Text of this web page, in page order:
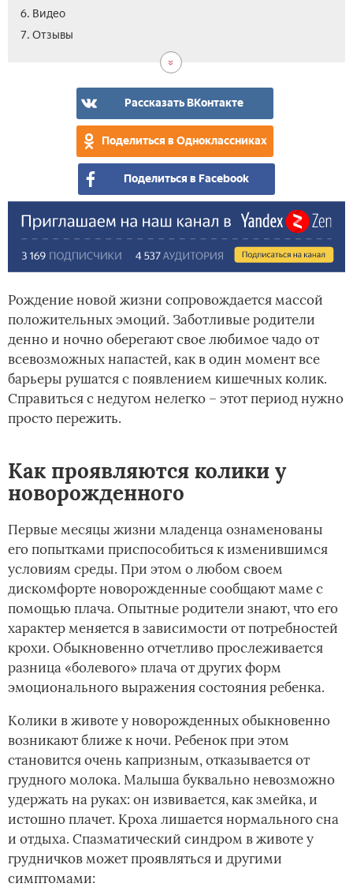
6. Видео
7. Отзывы
Рассказать ВКонтакте
Поделиться в Одноклассниках
Поделиться в Facebook
Рождение новой жизни сопровождается массой
положительных эмоций. Заботливые родители
денно и ночно оберегают свое любимое чадо от
всевозможных напастей, как в один момент все
барьеры рушатся с появлением кишечных колик.
Справиться с недугом нелегко – этот период нужно
просто пережить.
Как проявляются колики у
новорожденного
Первые месяцы жизни младенца ознаменованы
его попытками приспособиться к изменившимся
условиям среды. При этом о любом своем
дискомфорте новорожденные сообщают маме с
помощью плача. Опытные родители знают, что его
характер меняется в зависимости от потребностей
крохи. Обыкновенно отчетливо прослеживается
разница «болевого» плача от других форм
эмоционального выражения состояния ребенка.
Колики в животе у новорожденных обыкновенно
возникают ближе к ночи. Ребенок при этом
становится очень капризным, отказывается от
грудного молока. Малыша буквально невозможно
удержать на руках: он извивается, как змейка, и
истошно плачет. Кроха лишается нормального сна
и отдыха. Спазматический синдром в животе у
грудничков может проявляться и другими
симптомами: